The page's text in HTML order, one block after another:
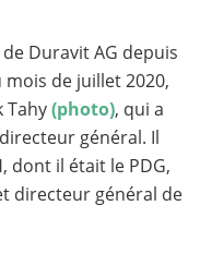
Duravit AG depuis
de juillet 2020,
Tahy(photo), qui a
général. Il
dont il était le PDG,
directeur général de